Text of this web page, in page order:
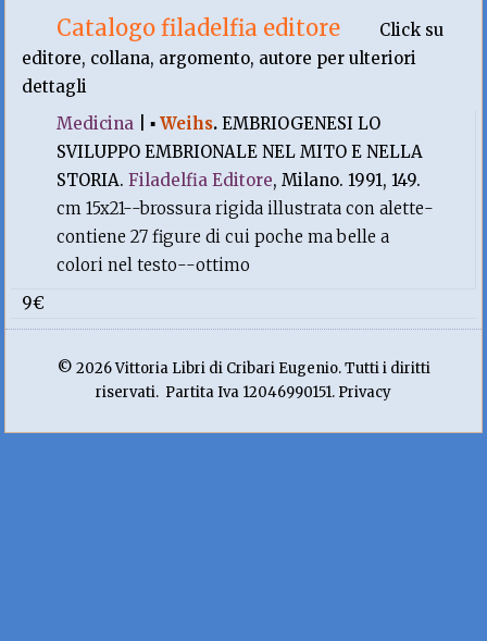
Catalogo filadelfia editore
Click su
editore, collana, argomento, autore per ulteriori
dettagli
Medicina |▪Weihs.EMBRIOGENESI LO
SVILUPPO EMBRIONALE NEL MITO E NELLA
STORIA.Filadelfia Editore, Milano. 1991, 149.
cm 15x21--brossura rigida illustrata con alette-
contiene 27 figure di cui poche ma belle a
colori nel testo--ottimo
9€
© 2026 Vittoria Libri di Cribari Eugenio. Tutti i diritti
riservati. Partita Iva 12046990151. Privacy